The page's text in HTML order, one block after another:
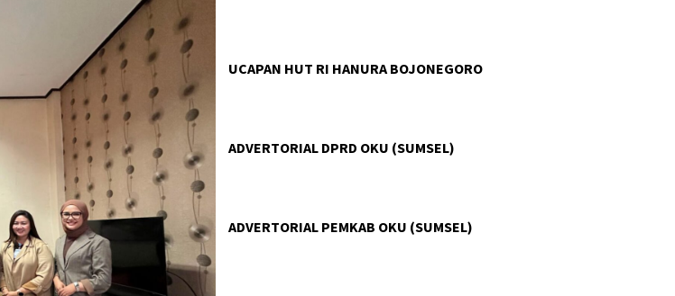
UCAPAN HUT RI HANURA BOJONEGORO
ADVERTORIAL DPRD OKU (SUMSEL)
ADVERTORIAL PEMKAB OKU (SUMSEL)